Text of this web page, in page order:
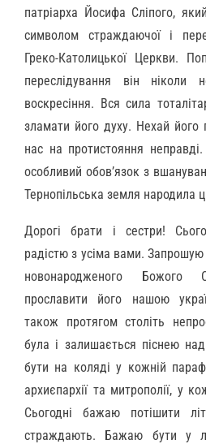
патріарха Йосифа Сліпого,
символом страждаючої і
Греко-Католицької Церкви.
переслідування він
воскресіння. Вся сила
зламати його духу. Нехай
нас на протистояння
особливий обов’язок з
Тернопільська земля народила
Дорогі брати і сестри!
радістю з усіма вами. Запрошую
новонародженого
прославити його нашою
також протягом століть
була і залишається піснею
бути на коляді у кожній
архиєпархії та митрополії, у
Сьогодні бажаю потішити
страждають. Бажаю бути у